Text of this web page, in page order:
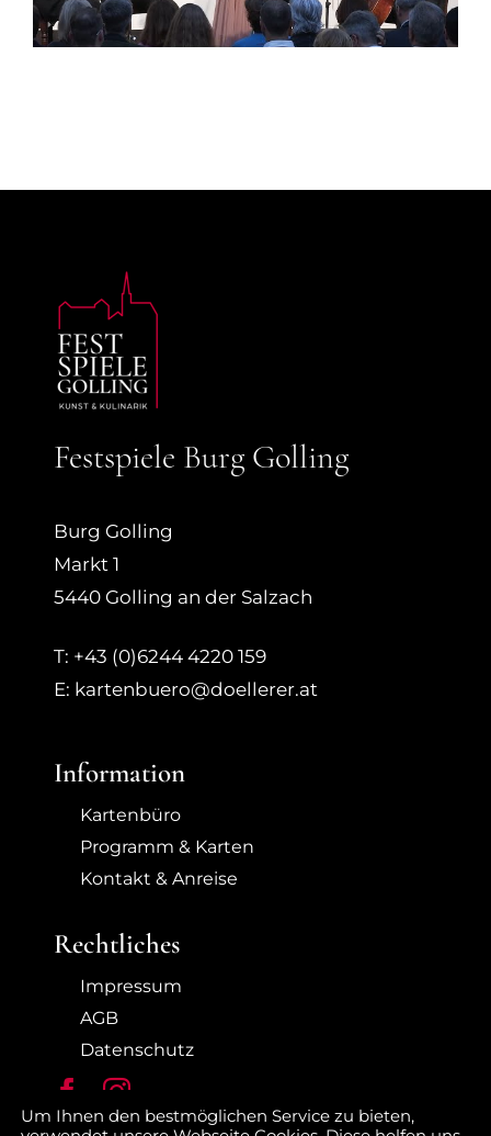
Festspiele Burg Golling
Burg Golling
Markt 1
5440 Golling an der Salzach
T: +43 (0)6244 4220 159
E: kartenbuero@doellerer.at
Information
Kartenbüro
Programm & Karten
Kontakt & Anreise
Rechtliches
Impressum
AGB
Datenschutz
Um Ihnen den bestmöglichen Service zu bieten,